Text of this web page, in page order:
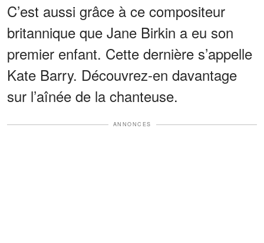
C’est aussi grâce à ce compositeur
britannique que Jane Birkin a eu son
premier enfant. Cette dernière s’appelle
Kate Barry. Découvrez-en davantage
sur l’aînée de la chanteuse.
ANNONCES